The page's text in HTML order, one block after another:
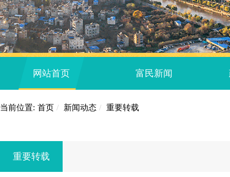
网站首页 富民新闻
当前位置: 首页 / 新闻动态 / 重要转载
重要转载